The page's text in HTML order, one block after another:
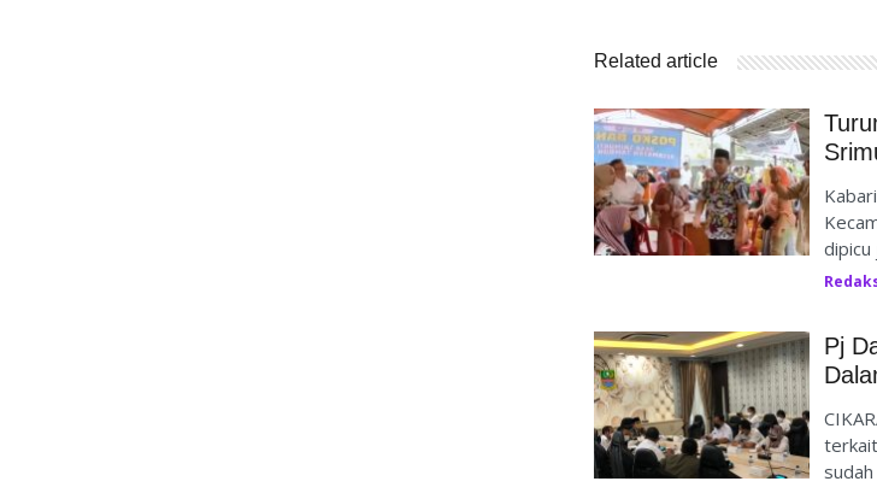
Related article
dipicu
Pj